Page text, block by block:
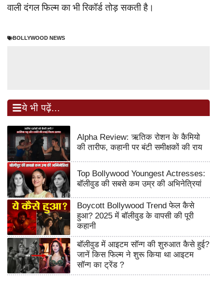
वाली दंगल फिल्म का भी रिकॉर्ड तोड़ सकती है।
BOLLYWOOD NEWS
ये भी पढ़ें...
Alpha Review: ऋतिक रोशन के कैमियो
की तारीफ, कहानी पर बंटी समीक्षकों की राय
Top Bollywood Youngest Actresses:
बॉलीवुड की सबसे कम उम्र की अभिनेत्रियां
Boycott Bollywood Trend फेल कैसे
हुआ? 2025 में बॉलीवुड के वापसी की पूरी
कहानी
बॉलीवुड में आइटम सॉन्ग की शुरुआत कैसे हुई?
जानें किस फिल्म ने शुरू किया था आइटम
सॉन्ग का ट्रेंड ?